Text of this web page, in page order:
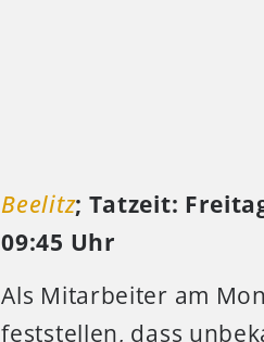
Beelitz; Tatzeit:
09:45 Uhr
Als Mitarbeiter am
feststellen, dass